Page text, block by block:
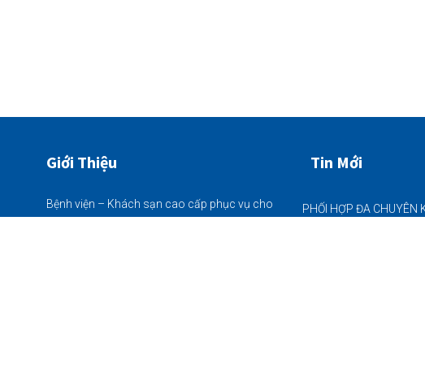
Giới Thiệu
Bệnh viện – Khách sạn cao cấp phục vụ cho
Tin Mới